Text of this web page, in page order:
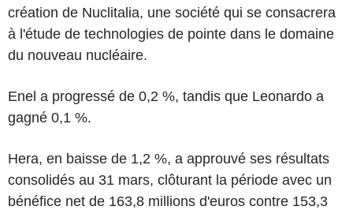
création de Nuclitalia, une société qui se consacrera
à l'étude de technologies de pointe dans le domaine
du nouveau nucléaire.
Enel a progressé de 0,2 %, tandis que Leonardo a
gagné 0,1 %.
Hera, en baisse de 1,2 %, a approuvé ses résultats
consolidés au 31 mars, clôturant la période avec un
bénéfice net de 163,8 millions d'euros contre 153,3